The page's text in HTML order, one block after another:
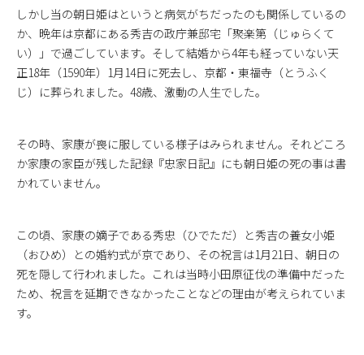
しかし当の朝日姫はというと病気がちだったのも関係しているの
か、晩年は京都にある秀吉の政庁兼邸宅「聚楽第（じゅらくて
い）」で過ごしています。そして結婚から4年も経っていない天
正18年（1590年）1月14日に死去し、京都・東福寺（とうふく
じ）に葬られました。48歳、激動の人生でした。
その時、家康が喪に服している様子はみられません。それどころ
か家康の家臣が残した記録『忠家日記』にも朝日姫の死の事は書
かれていません。
この頃、家康の嫡子である秀忠（ひでただ）と秀吉の養女小姫
（おひめ）との婚約式が京であり、その祝言は1月21日、朝日の
死を隠して行われました。これは当時小田原征伐の準備中だった
ため、祝言を延期できなかったことなどの理由が考えられていま
す。